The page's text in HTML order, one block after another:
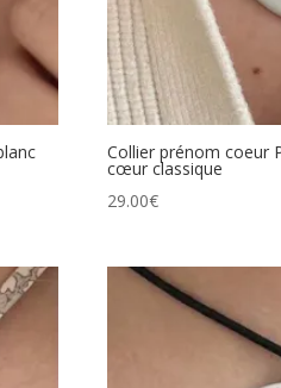
Collier prénom coeur
cœur classique
29.00€